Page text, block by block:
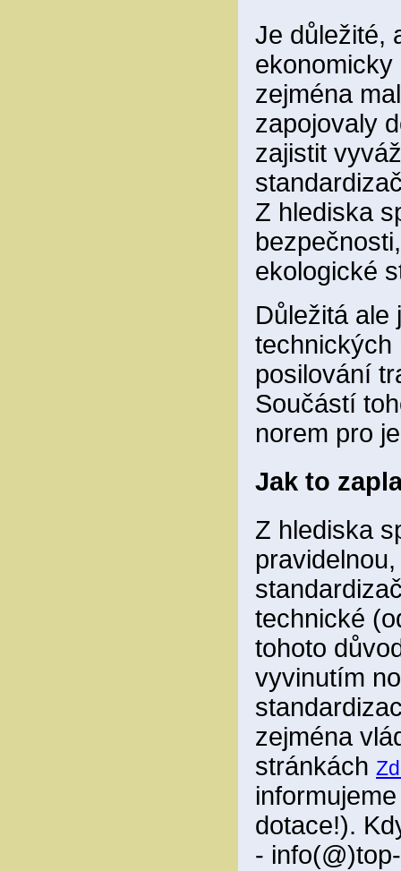
Je důležité,
zejména
zapojovaly
zajistit
Z hlediska
ekologické
Důležitá ale
technických
posilování
Součástí
norem pro
Jak to
Z hlediska
technické
tohoto
vyvinutím
zejména
stránkách
dotace!).
-